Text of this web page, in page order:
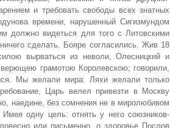
и требовать свободы всех знатных
времени, нарушенный Сигизмундом
должно видеться для того с Литовскими
сделать. Бояре согласились. Жив 18
вырваться из неволи, Олесницкий и
грамотою Королевскою; говорили,
Мы желали мира: Ляхи желали только
Царь велел привезти в Москву
наедине, без сомнения не в миролюбивом
одну цель: отнять у него союзников-
или письменно, о здоровье Послов